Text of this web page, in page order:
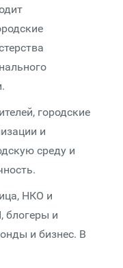
городские
и
среду и
НКО и
блогеры и
и бизнес. В